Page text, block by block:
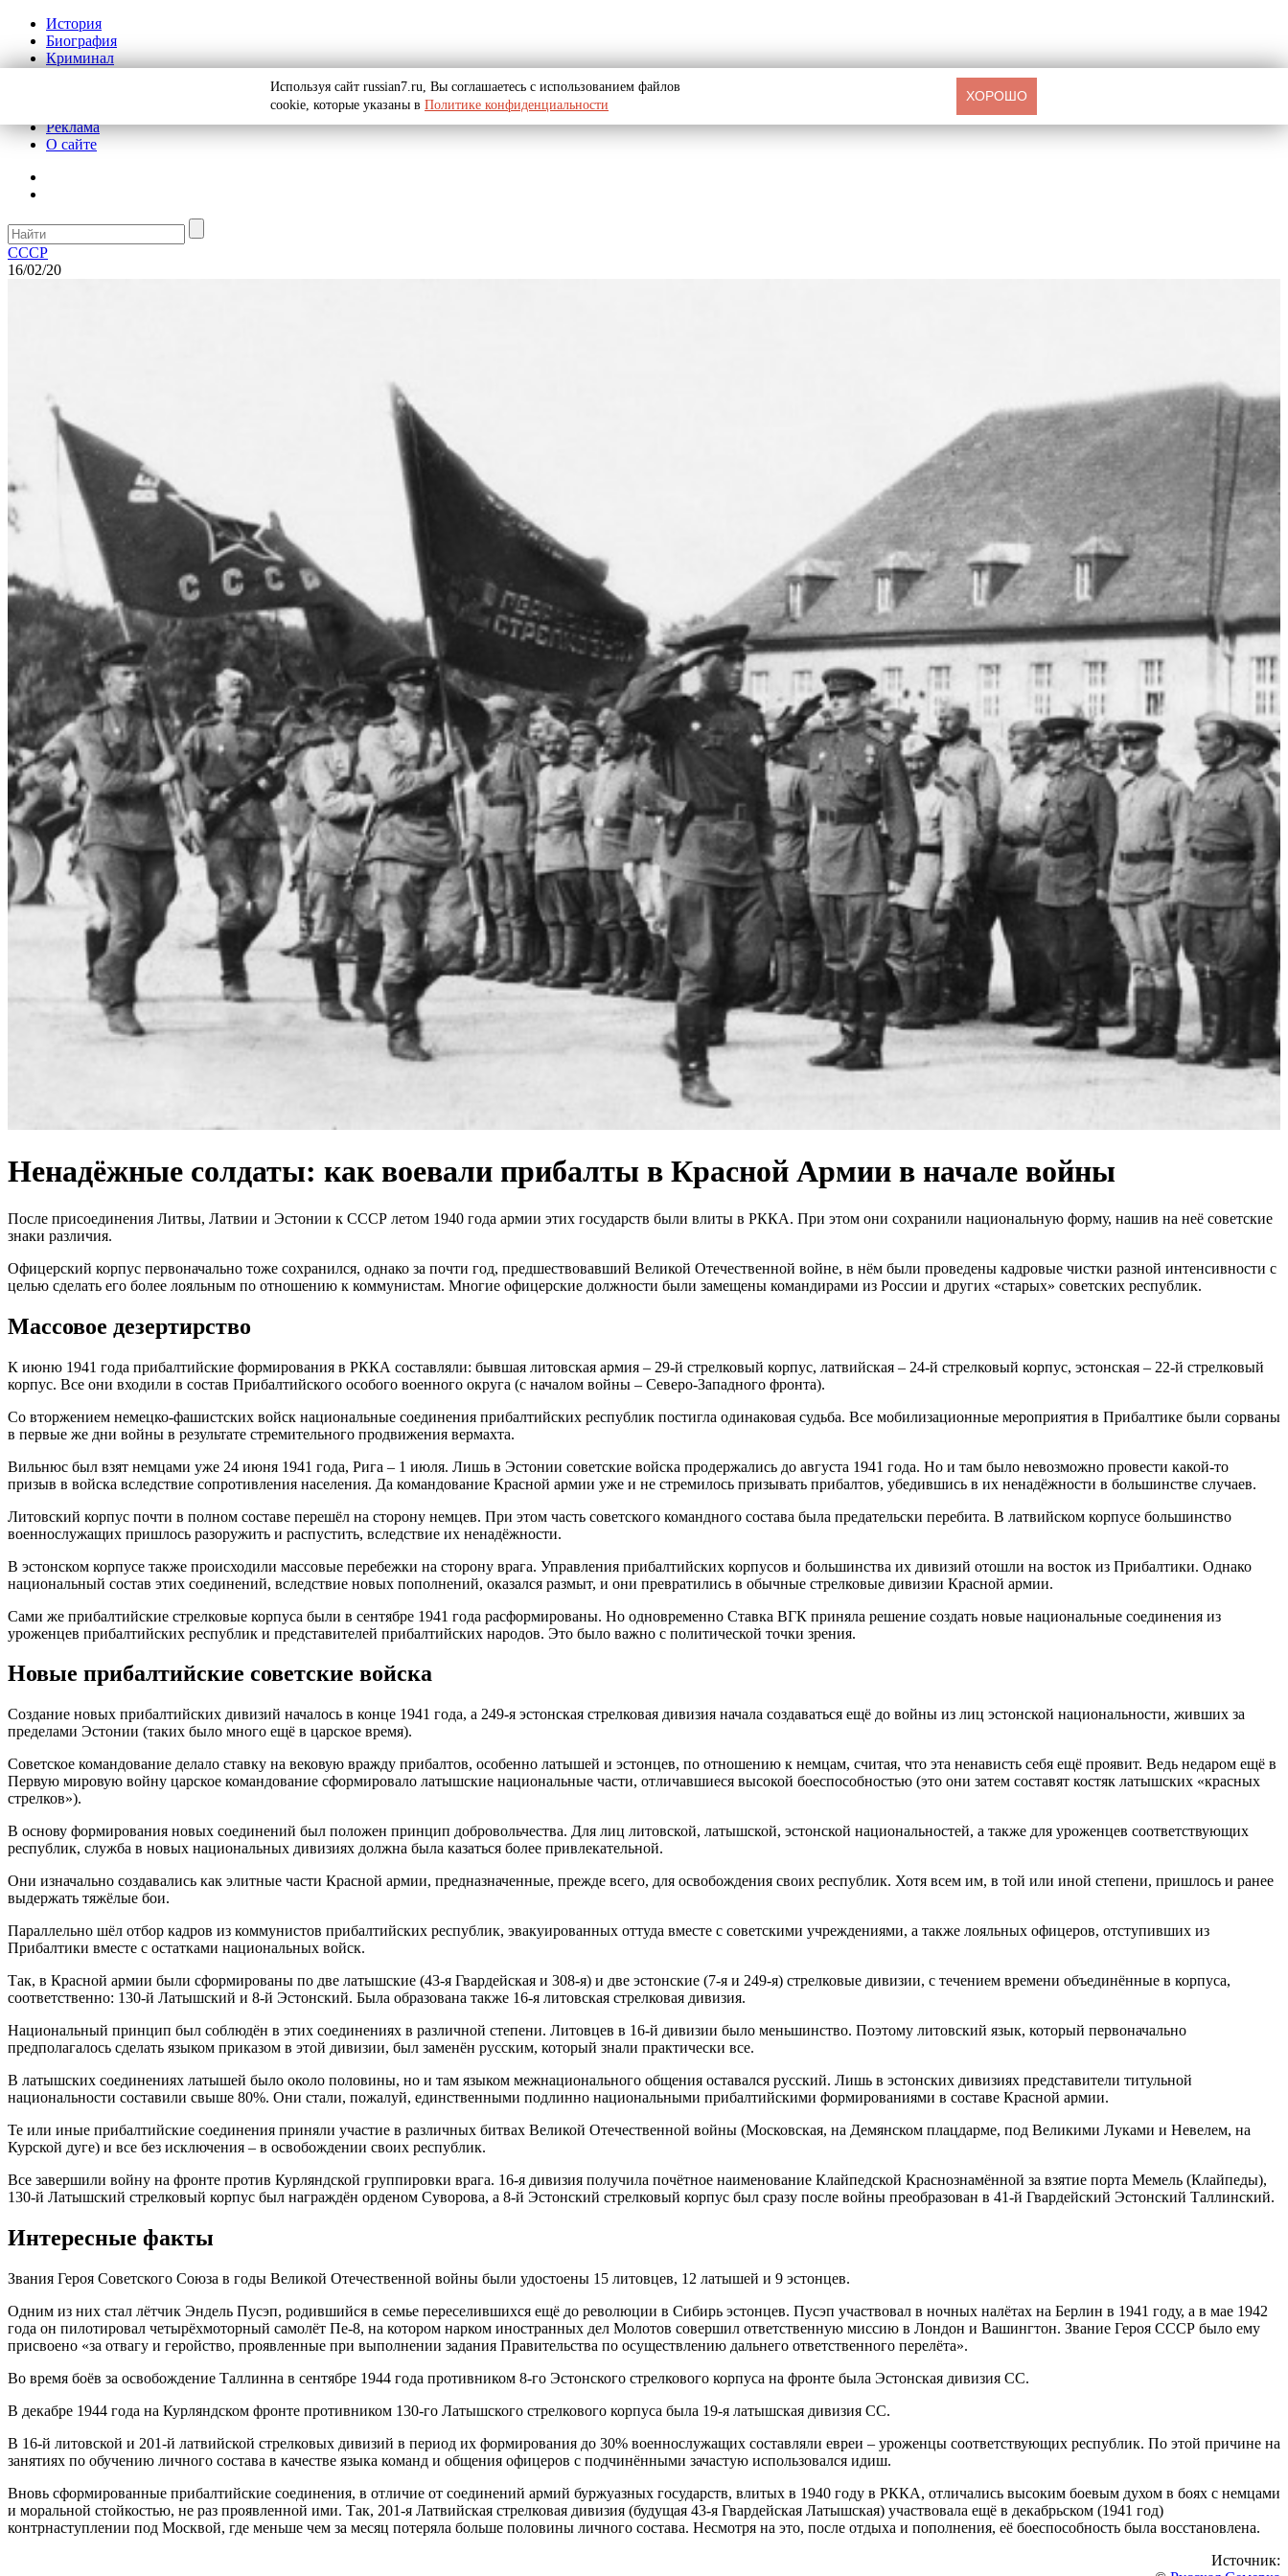
История
Биография
Криминал
Реклама
О сайте
СССР
16/02/20
Ненадёжные солдаты: как воевали прибалты в Красной Армии в начале войны
После присоединения Литвы, Латвии и Эстонии к СССР летом 1940 года армии этих государств были влиты в РККА. При этом они сохранили национальную форму, нашив на неё советские
знаки различия.
Офицерский корпус первоначально тоже сохранился, однако за почти год, предшествовавший Великой Отечественной войне, в нём были проведены кадровые чистки разной интенсивности с
целью сделать его более лояльным по отношению к коммунистам. Многие офицерские должности были замещены командирами из России и других «старых» советских республик.
Массовое дезертирство
К июню 1941 года прибалтийские формирования в РККА составляли: бывшая литовская армия – 29-й стрелковый корпус, латвийская – 24-й стрелковый корпус, эстонская – 22-й стрелковый
корпус. Все они входили в состав Прибалтийского особого военного округа (с началом войны – Северо-Западного фронта).
Со вторжением немецко-фашистских войск национальные соединения прибалтийских республик постигла одинаковая судьба. Все мобилизационные мероприятия в Прибалтике были сорваны
в первые же дни войны в результате стремительного продвижения вермахта.
Вильнюс был взят немцами уже 24 июня 1941 года, Рига – 1 июля. Лишь в Эстонии советские войска продержались до августа 1941 года. Но и там было невозможно провести какой-то
призыв в войска вследствие сопротивления населения. Да командование Красной армии уже и не стремилось призывать прибалтов, убедившись в их ненадёжности в большинстве случаев.
Литовский корпус почти в полном составе перешёл на сторону немцев. При этом часть советского командного состава была предательски перебита. В латвийском корпусе большинство
военнослужащих пришлось разоружить и распустить, вследствие их ненадёжности.
В эстонском корпусе также происходили массовые перебежки на сторону врага. Управления прибалтийских корпусов и большинства их дивизий отошли на восток из Прибалтики. Однако
национальный состав этих соединений, вследствие новых пополнений, оказался размыт, и они превратились в обычные стрелковые дивизии Красной армии.
Сами же прибалтийские стрелковые корпуса были в сентябре 1941 года расформированы. Но одновременно Ставка ВГК приняла решение создать новые национальные соединения из
уроженцев прибалтийских республик и представителей прибалтийских народов. Это было важно с политической точки зрения.
Новые прибалтийские советские войска
Создание новых прибалтийских дивизий началось в конце 1941 года, а 249-я эстонская стрелковая дивизия начала создаваться ещё до войны из лиц эстонской национальности, живших за
пределами Эстонии (таких было много ещё в царское время).
Советское командование делало ставку на вековую вражду прибалтов, особенно латышей и эстонцев, по отношению к немцам, считая, что эта ненависть себя ещё проявит. Ведь недаром ещё в
Первую мировую войну царское командование сформировало латышские национальные части, отличавшиеся высокой боеспособностью (это они затем составят костяк латышских «красных
стрелков»).
В основу формирования новых соединений был положен принцип добровольчества. Для лиц литовской, латышской, эстонской национальностей, а также для уроженцев соответствующих
республик, служба в новых национальных дивизиях должна была казаться более привлекательной.
Они изначально создавались как элитные части Красной армии, предназначенные, прежде всего, для освобождения своих республик. Хотя всем им, в той или иной степени, пришлось и ранее
выдержать тяжёлые бои.
Параллельно шёл отбор кадров из коммунистов прибалтийских республик, эвакуированных оттуда вместе с советскими учреждениями, а также лояльных офицеров, отступивших из
Прибалтики вместе с остатками национальных войск.
Так, в Красной армии были сформированы по две латышские (43-я Гвардейская и 308-я) и две эстонские (7-я и 249-я) стрелковые дивизии, с течением времени объединённые в корпуса,
соответственно: 130-й Латышский и 8-й Эстонский. Была образована также 16-я литовская стрелковая дивизия.
Национальный принцип был соблюдён в этих соединениях в различной степени. Литовцев в 16-й дивизии было меньшинство. Поэтому литовский язык, который первоначально
предполагалось сделать языком приказом в этой дивизии, был заменён русским, который знали практически все.
В латышских соединениях латышей было около половины, но и там языком межнационального общения оставался русский. Лишь в эстонских дивизиях представители титульной
национальности составили свыше 80%. Они стали, пожалуй, единственными подлинно национальными прибалтийскими формированиями в составе Красной армии.
Те или иные прибалтийские соединения приняли участие в различных битвах Великой Отечественной войны (Московская, на Демянском плацдарме, под Великими Луками и Невелем, на
Курской дуге) и все без исключения – в освобождении своих республик.
Все завершили войну на фронте против Курляндской группировки врага. 16-я дивизия получила почётное наименование Клайпедской Краснознамённой за взятие порта Мемель (Клайпеды),
130-й Латышский стрелковый корпус был награждён орденом Суворова, а 8-й Эстонский стрелковый корпус был сразу после войны преобразован в 41-й Гвардейский Эстонский Таллинский.
Интересные факты
Звания Героя Советского Союза в годы Великой Отечественной войны были удостоены 15 литовцев, 12 латышей и 9 эстонцев.
Одним из них стал лётчик Эндель Пусэп, родившийся в семье переселившихся ещё до революции в Сибирь эстонцев. Пусэп участвовал в ночных налётах на Берлин в 1941 году, а в мае 1942
года он пилотировал четырёхмоторный самолёт Пе-8, на котором нарком иностранных дел Молотов совершил ответственную миссию в Лондон и Вашингтон. Звание Героя СССР было ему
присвоено «за отвагу и геройство, проявленные при выполнении задания Правительства по осуществлению дальнего ответственного перелёта».
Во время боёв за освобождение Таллинна в сентябре 1944 года противником 8-го Эстонского стрелкового корпуса на фронте была Эстонская дивизия СС.
В декабре 1944 года на Курляндском фронте противником 130-го Латышского стрелкового корпуса была 19-я латышская дивизия СС.
В 16-й литовской и 201-й латвийской стрелковых дивизий в период их формирования до 30% военнослужащих составляли евреи – уроженцы соответствующих республик. По этой причине на
занятиях по обучению личного состава в качестве языка команд и общения офицеров с подчинёнными зачастую использовался идиш.
Вновь сформированные прибалтийские соединения, в отличие от соединений армий буржуазных государств, влитых в 1940 году в РККА, отличались высоким боевым духом в боях с немцами
и моральной стойкостью, не раз проявленной ими. Так, 201-я Латвийская стрелковая дивизия (будущая 43-я Гвардейская Латышская) участвовала ещё в декабрьском (1941 год)
контрнаступлении под Москвой, где меньше чем за месяц потеряла больше половины личного состава. Несмотря на это, после отдыха и пополнения, её боеспособность была восстановлена.
Источник:
Используя сайт russian7.ru, Вы соглашаетесь с использованием файлов
cookie, которые указаны в Политике конфиденциальности
ХОРОШО